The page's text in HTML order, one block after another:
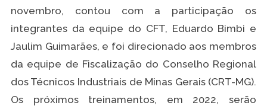
novembro, contou com a participação os
integrantes da equipe do CFT, Eduardo Bimbi e
Jaulim Guimarães, e foi direcionado aos membros
da equipe de Fiscalização do Conselho Regional
dos Técnicos Industriais de Minas Gerais (CRT-MG).
Os próximos treinamentos, em 2022, serão